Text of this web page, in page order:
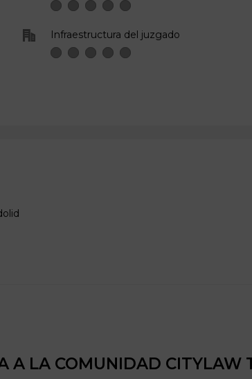
Infraestructura del juzgado
A LA COMUNIDAD CITYLAW